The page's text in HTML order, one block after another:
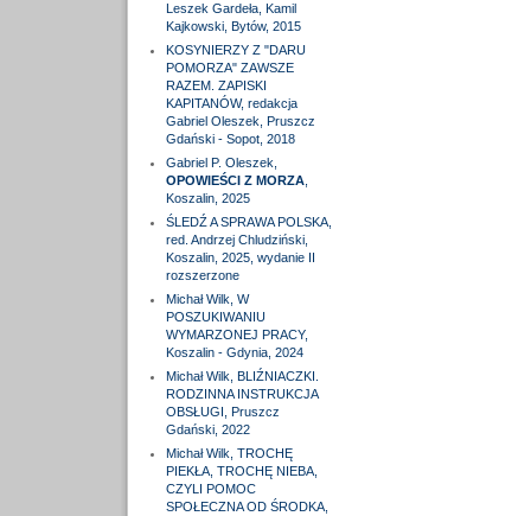
Leszek Gardeła, Kamil
Kajkowski, Bytów, 2015
KOSYNIERZY Z "DARU
POMORZA" ZAWSZE
RAZEM. ZAPISKI
KAPITANÓW, redakcja
Gabriel Oleszek, Pruszcz
Gdański - Sopot, 2018
Gabriel P. Oleszek,
OPOWIEŚCI Z MORZA,
Koszalin, 2025
ŚLEDŹ A SPRAWA POLSKA,
red. Andrzej Chludziński,
Koszalin, 2025, wydanie II
rozszerzone
Michał Wilk, W
POSZUKIWANIU
WYMARZONEJ PRACY,
Koszalin - Gdynia, 2024
Michał Wilk, BLIŹNIACZKI.
RODZINNA INSTRUKCJA
OBSŁUGI, Pruszcz
Gdański, 2022
Michał Wilk, TROCHĘ
PIEKŁA, TROCHĘ NIEBA,
CZYLI POMOC
SPOŁECZNA OD ŚRODKA,